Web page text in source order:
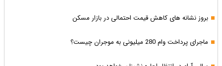
بروز نشانه های کاهش قیمت احتمالی در بازار مسکن
ماجرای پرداخت وام 280 میلیونی به موجران چیست؟